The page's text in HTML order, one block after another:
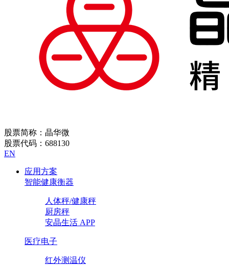
股票简称：晶华微
股票代码：688130
EN
应用方案
智能健康衡器
人体秤/健康秤
厨房秤
安晶生活 APP
医疗电子
红外测温仪